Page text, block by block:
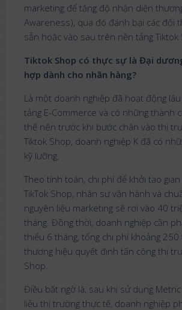
marketing để tăng độ nhận diện
Awareness), qua đó đánh bại các đối
sẵn hoặc vào sau trên nền tảng Tiktok
Tiktok Shop có thực sự là Đại
hợp dành cho nhãn hàng?
Là một doanh nghiệp đã hoạt động
tảng E-Commerce và có những thành
thế nên trước khi bước chân vào thị
Tiktok Shop, doanh nghiệp K đã có
kỹ lưỡng.
Theo tính toán, chi phí để khởi tạo
TikTok Shop, nhân sự vận hành và
nguyên liệu marketing sẽ rơi vào 40
tháng. Đồng thời, doanh nghiệp cần
thiểu 6 tháng, tổng chi phí khoảng
thương hiệu quyết định tấn công thị
Shop.
Điều bất ngờ là, sau khi sử dụng
liệu thị trường thực tế, doanh nghiệp